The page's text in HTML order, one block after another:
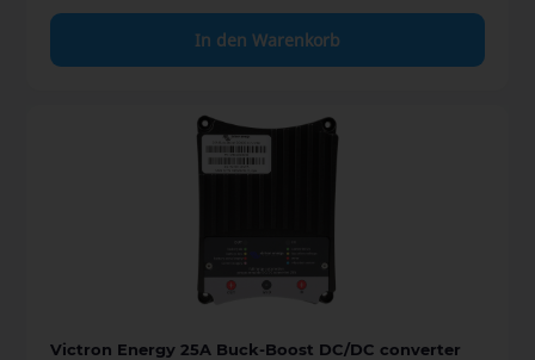
In den Warenkorb
Victron Energy 25A Buck-Boost DC/DC converter